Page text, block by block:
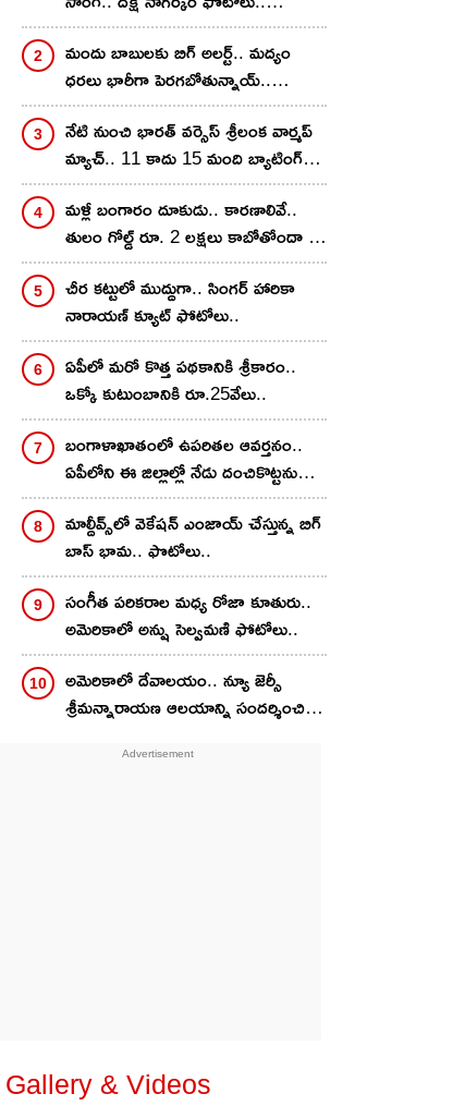
రాస‌గుమ్మ‌డివే..
మందు బాబులకు బిగ్ అలర్ట్.. మద్యం
ధరలు భారీగా పెరగబోతున్నాయ్..
కారణాలివే? ఎంత శాతం
పెరుగుతాయంటే?
నేటి నుంచి భార‌త్ వ‌ర్సెస్ శ్రీలంక వార్మ‌ప్
మ్యాచ్‌.. 11 కాదు 15 మంది బ్యాటింగ్
చేయొచ్చు.. రూల్స్ చాలా డిఫ‌రెంట్‌
మళ్లీ బంగారం దూకుడు.. కారణాలివే..
తులం గోల్డ్ రూ. 2 లక్షలు కాబోతోందా ?
నిపుణులు ఏమన్నారంటే?
చీర క‌ట్టులో ముద్దుగా.. సింగ‌ర్ హారికా
నారాయణ్ క్యూట్ ఫోటోలు..
ఏపీలో మరో కొత్త పథకానికి శ్రీకారం..
ఒక్కో కుటుంబానికి రూ.25వేలు..
బంగాళాఖాతంలో ఉపరితల ఆవర్తనం..
ఏపీలోని ఈ జిల్లాల్లో నేడు దంచికొట్టనున్న
వానలు.. హెచ్చరికలు జారీ
మాల్దీవ్స్‌లో వెకేషన్ ఎంజాయ్ చేస్తున్న బిగ్
బాస్ భామ.. ఫొటోలు..
సంగీత పరికరాల మధ్య రోజా కూతురు..
అమెరికాలో అన్షు సెల్వమణి ఫోటోలు..
అమెరికాలో దేవాలయం.. న్యూ జెర్సీ
శ్రీమన్నారాయణ ఆలయాన్ని సందర్శించిన
Gallery & Videos